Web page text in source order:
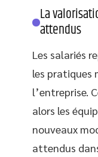
La
attendus
Les salariés
les pratiques
l’entreprise.
alors les
nouveaux
attendus